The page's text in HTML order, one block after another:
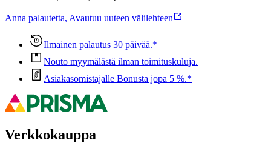
Anna palautetta, Avautuu uuteen välilehteen
Ilmainen palautus 30 päivää.*
Nouto myymälästä ilman toimituskuluja.
Asiakasomistajalle Bonusta jopa 5 %.*
Verkkokauppa